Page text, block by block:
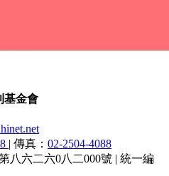
基金會
| 傳真： 02-2504-4088
八六二六0八二000號 | 統一編